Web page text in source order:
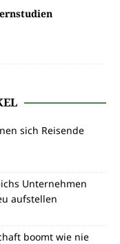
sich Reisende
Unternehmen
aufstellen
boomt wie nie